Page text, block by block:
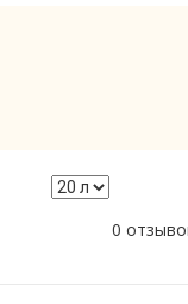
0